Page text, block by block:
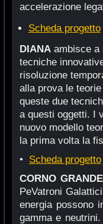
accelerazione
Scheda progetto
DIANAambisce a
tecniche
risoluzione
alla prova le
queste due
a questi oggetti. I
nuovo modello
la prima volta la
• Scheda progetto
CORNO GRANDE
PeVatroni
energia possono
gamma e